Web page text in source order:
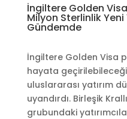
İngiltere Golden
Milyon Sterlinlik Yeni
Gündemde
İngiltere Golden Visa
hayata
uluslararası yatırım
uyandırdı. Birleşik
grubundaki